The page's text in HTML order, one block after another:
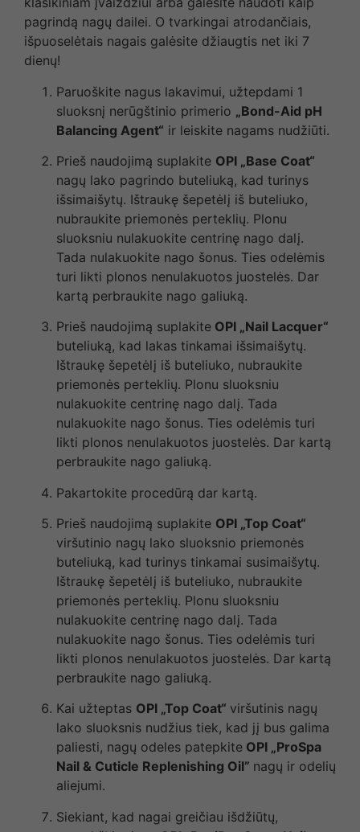
pagrindą nagų dailei. O tvarkingai atrodančiais,
išpuoselėtais nagais galėsite džiaugtis net iki 7
dienų!
Paruoškite nagus lakavimui, užtepdami 1
sluoksnį nerūgštinio primerio „Bond-Aid pH
Balancing Agent“ ir leiskite nagams nudžiūti.
Prieš naudojimą suplakite OPI „Base Coat“
nagų lako pagrindo buteliuką, kad turinys
išsimaišytų. Ištraukę šepetėlį iš buteliuko,
nubraukite priemonės perteklių. Plonu
sluoksniu nulakuokite centrinę nago dalį.
Tada nulakuokite nago šonus. Ties odelėmis
turi likti plonos nenulakuotos juostelės. Dar
kartą perbraukite nago galiuką.
Prieš naudojimą suplakite OPI „Nail Lacquer“
buteliuką, kad lakas tinkamai išsimaišytų.
Ištraukę šepetėlį iš buteliuko, nubraukite
priemonės perteklių. Plonu sluoksniu
nulakuokite centrinę nago dalį. Tada
nulakuokite nago šonus. Ties odelėmis turi
likti plonos nenulakuotos juostelės. Dar kartą
perbraukite nago galiuką.
Pakartokite procedūrą dar kartą.
Prieš naudojimą suplakite OPI „Top Coat“
viršutinio nagų lako sluoksnio priemonės
buteliuką, kad turinys tinkamai susimaišytų.
Ištraukę šepetėlį iš buteliuko, nubraukite
priemonės perteklių. Plonu sluoksniu
nulakuokite centrinę nago dalį. Tada
nulakuokite nago šonus. Ties odelėmis turi
likti plonos nenulakuotos juostelės. Dar kartą
perbraukite nago galiuką.
Kai užteptas OPI „Top Coat“ viršutinis nagų
lako sluoksnis nudžius tiek, kad jį bus galima
paliesti, nagų odeles patepkite OPI „ProSpa
Nail & Cuticle Replenishing Oil” nagų ir odelių
aliejumi.
Siekiant, kad nagai greičiau išdžiūtų,